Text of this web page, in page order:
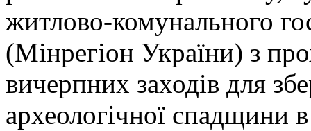
житлово-комунального
(Мінрегіон України) з
вичерпних заходів для
археологічної спадщини